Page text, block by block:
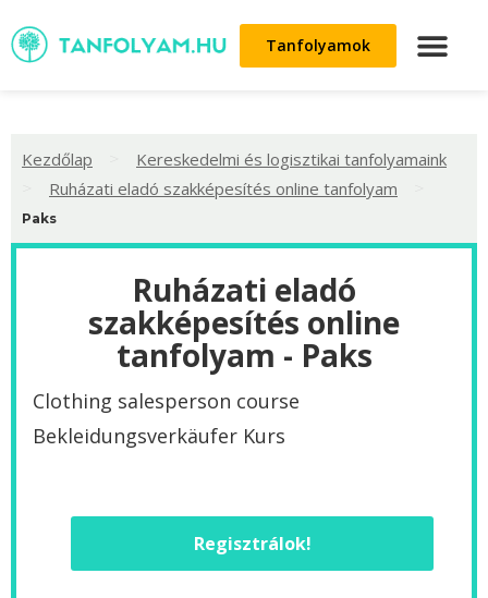
Tanfolyamok
Kezdőlap Kereskedelmi és logisztikai tanfolyamaink
Ruházati eladó szakképesítés online tanfolyam
Paks
Ruházati eladó
szakképesítés online
tanfolyam - Paks
Clothing salesperson course
Bekleidungsverkäufer Kurs
Regisztrálok!